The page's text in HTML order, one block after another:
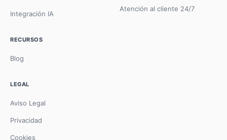
Integración IA
Atención al cliente 24/7
RECURSOS
Blog
LEGAL
Aviso Legal
Privacidad
Cookies